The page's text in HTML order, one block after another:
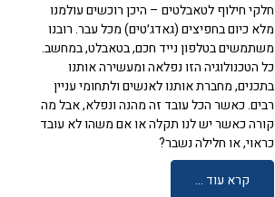
חלקי חילוף לטאבלטים – היכן רוכשים עולמנו
מלא כיום בחפיצים (גאדג׳טים) מכל עבר. רובנו
משתמשים בטלפון נייד חכם, בטאבלט, במחשב.
כל הטכנולוגיה הזו נפלאה ומעשירה אותנו
בתכנים, מחברת אותנו לאנשים ולתחומי עניין
רבים. כאשר הכל עובד זה מהנה ונפלא, אבל מה
קורה כאשר יש לנו תקלה או אם משהו לא עובד
כראוי, או חלילה נשבר?
קרא עוד ...